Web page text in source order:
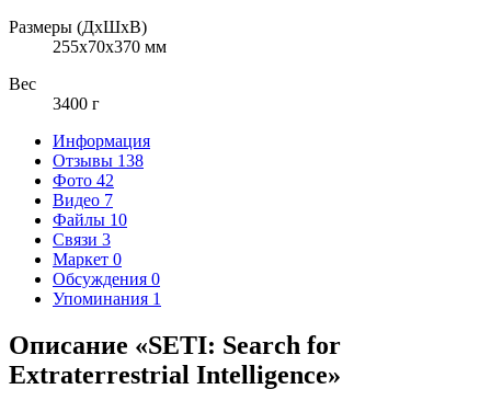
Размеры (ДxШxВ)
255x70x370 мм
Вес
3400 г
Информация
Отзывы 138
Фото 42
Видео 7
Файлы 10
Связи 3
Маркет 0
Обсуждения 0
Упоминания 1
Описание «SETI: Search for
Extraterrestrial Intelligence»